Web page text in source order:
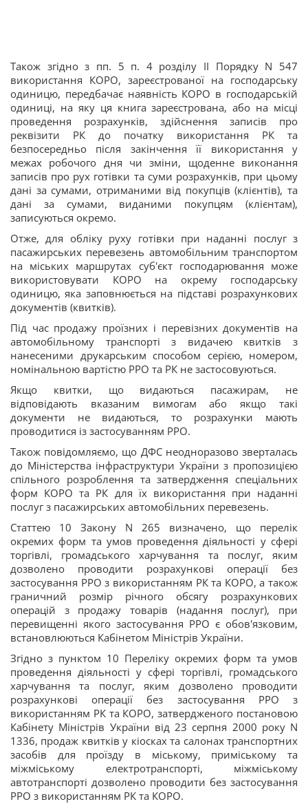
Також згідно з пп. 5 п. 4 розділу II Порядку N 547
використання КОРО, зареєстрованої на господарську
одиницю, передбачає наявність КОРО в господарській
одиниці, на яку ця книга зареєстрована, або на місці
проведення розрахунків, здійснення записів про
реквізити РК до початку використання РК та
безпосередньо після закінчення її використання у
межах робочого дня чи зміни, щоденне виконання
записів про рух готівки та суми розрахунків, при цьому
дані за сумами, отриманими від покупців (клієнтів), та
дані за сумами, виданими покупцям (клієнтам),
записуються окремо.
Отже, для обліку руху готівки при наданні послуг з
пасажирських перевезень автомобільним транспортом
на міських маршрутах суб'єкт господарювання може
використовувати КОРО на окрему господарську
одиницю, яка заповнюється на підставі розрахункових
документів (квитків).
Під час продажу проїзних і перевізних документів на
автомобільному транспорті з видачею квитків з
нанесеними друкарським способом серією, номером,
номінальною вартістю РРО та РК не застосовуються.
Якщо квитки, що видаються пасажирам, не
відповідають вказаним вимогам або якщо такі
документи не видаються, то розрахунки мають
проводитися із застосуванням РРО.
Також повідомляємо, що ДФС неодноразово зверталась
до Міністерства інфраструктури України з пропозицією
спільного розроблення та затвердження спеціальних
форм КОРО та РК для їх використання при наданні
послуг з пасажирських автомобільних перевезень.
Статтею 10 Закону N 265 визначено, що перелік
окремих форм та умов проведення діяльності у сфері
торгівлі, громадського харчування та послуг, яким
дозволено проводити розрахункові операції без
застосування РРО з використанням РК та КОРО, а також
граничний розмір річного обсягу розрахункових
операцій з продажу товарів (надання послуг), при
перевищенні якого застосування РРО є обов'язковим,
встановлюються Кабінетом Міністрів України.
Згідно з пунктом 10 Переліку окремих форм та умов
проведення діяльності у сфері торгівлі, громадського
харчування та послуг, яким дозволено проводити
розрахункові операції без застосування РРО з
використанням РК та КОРО, затвердженого постановою
Кабінету Міністрів України від 23 серпня 2000 року N
1336, продаж квитків у кіосках та салонах транспортних
засобів для проїзду в міському, приміському та
міжміському електротранспорті, міжміському
автотранспорті дозволено проводити без застосування
РРО з використанням РК та КОРО.